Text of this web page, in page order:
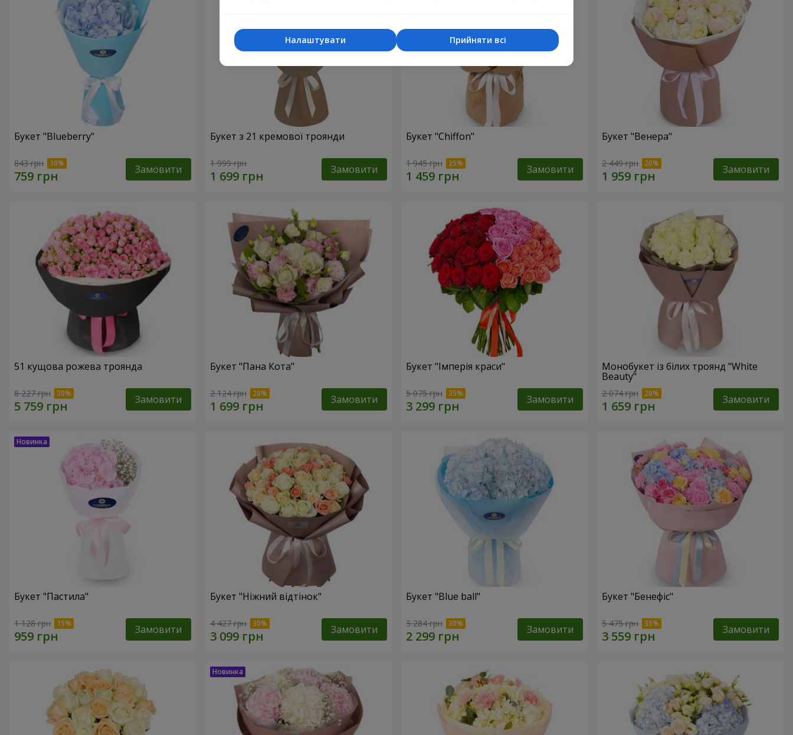
Букет "Blueberry"
843 грн Замовити
Букет з 21 кремової троянди
1 999 грн Замовити
Букет "Chiffon"
1 945 грн Замовити
Букет "Венера"
2 449 грн Замовити
51 кущова рожева троянда
8 227 грн Замовити
Букет "Пана Кота"
2 124 грн Замовити
Букет "Імперія краси"
5 075 грн Замовити
Монобукет із білих троянд "White
Beauty"
2 074 грн Замовити
Букет "Пастила"
1 128 грн Замовити
Букет "Ніжний відтінок"
4 427 грн Замовити
Букет "Blue ball"
3 284 грн Замовити
Букет "Бенефіс"
5 475 грн Замовити
Прийняти всі
Налаштувати